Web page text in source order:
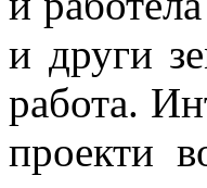
и други
работа.
проекти